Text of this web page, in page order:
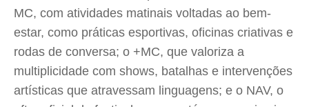
MC, com atividades matinais voltadas ao bem-
estar, como práticas esportivas, oficinas criativas e
rodas de conversa; o +MC, que valoriza a
multiplicidade com shows, batalhas e intervenções
artísticas que atravessam linguagens; e o NAV, o